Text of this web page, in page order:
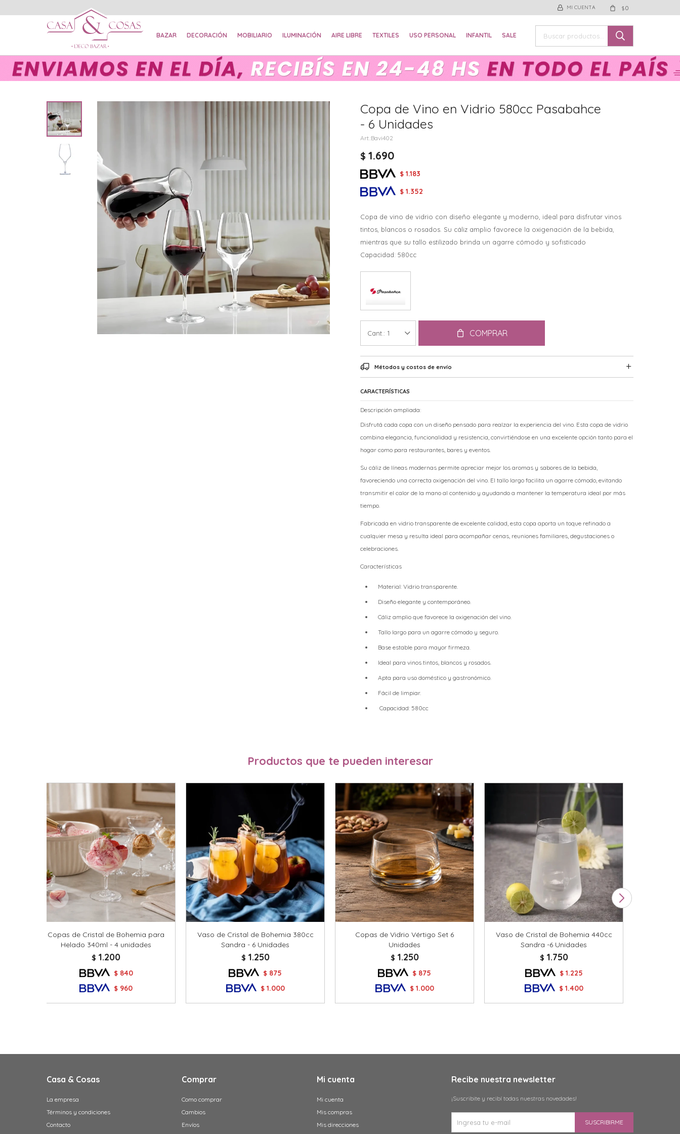
BAZAR DECORACIÓN MOBILIARIO ILUMINACIÓN AIRE LIBRE TEXTILES USO PERSONAL INFANTIL SALE
$0
Copa de Vino en Vidrio 580cc Pasabahce
- 6 Unidades
Bavi402
$ 1.690
$ 1.183
$ 1.352
Copa de vino de vidrio con diseño elegante y moderno, ideal para disfrutar vinos
tintos, blancos o rosados. Su cáliz amplio favorece la oxigenación de la bebida,
mientras que su tallo estilizado brinda un agarre cómodo y sofisticado
Capacidad: 580cc
1 COMPRAR
Métodos y costos de envío
CARACTERÍSTICAS
Descripción ampliada:
Disfrutá cada copa con un diseño pensado para realzar la experiencia del vino. Esta copa de vidrio
combina elegancia, funcionalidad y resistencia, convirtiéndose en una excelente opción tanto para el
hogar como para restaurantes, bares y eventos.
Su cáliz de líneas modernas permite apreciar mejor los aromas y sabores de la bebida,
favoreciendo una correcta oxigenación del vino. El tallo largo facilita un agarre cómodo, evitando
transmitir el calor de la mano al contenido y ayudando a mantener la temperatura ideal por más
tiempo.
Fabricada en vidrio transparente de excelente calidad, esta copa aporta un toque refinado a
cualquier mesa y resulta ideal para acompañar cenas, reuniones familiares, degustaciones o
celebraciones.
Características
Material: Vidrio transparente.
Diseño elegante y contemporáneo.
Cáliz amplio que favorece la oxigenación del vino.
Tallo largo para un agarre cómodo y seguro.
Base estable para mayor firmeza.
Ideal para vinos tintos, blancos y rosados.
Apta para uso doméstico y gastronómico.
Fácil de limpiar.
Capacidad: 580cc
Productos que te pueden interesar
Copas de Cristal de Bohemia para
Helado 340ml - 4 unidades
$ 1.200
$ 840
$ 960
Vaso de Cristal de Bohemia 380cc
Sandra - 6 Unidades
$ 1.250
$ 875
$ 1.000
Copas de Vidrio Vértigo Set 6
Unidades
$ 1.250
$ 875
$ 1.000
Vaso de Cristal de Bohemia 440cc
Sandra -6 Unidades
$ 1.750
$ 1.225
$ 1.400
Casa & Cosas
La empresa
Términos y condiciones
Contacto
Comprar
Como comprar
Cambios
Envíos
Mi cuenta
Mi cuenta
Mis compras
Mis direcciones
Recibe nuestra newsletter
¡Suscribite y recibí todas nuestras novedades!
SUSCRIBIRME